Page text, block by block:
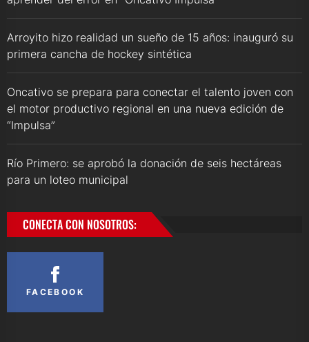
Arroyito hizo realidad un sueño de 15 años: inauguró su
primera cancha de hockey sintética
Oncativo se prepara para conectar el talento joven con
el motor productivo regional en una nueva edición de
“Impulsa”
Río Primero: se aprobó la donación de seis hectáreas
para un loteo municipal
CONECTA CON NOSOTROS:
FACEBOOK